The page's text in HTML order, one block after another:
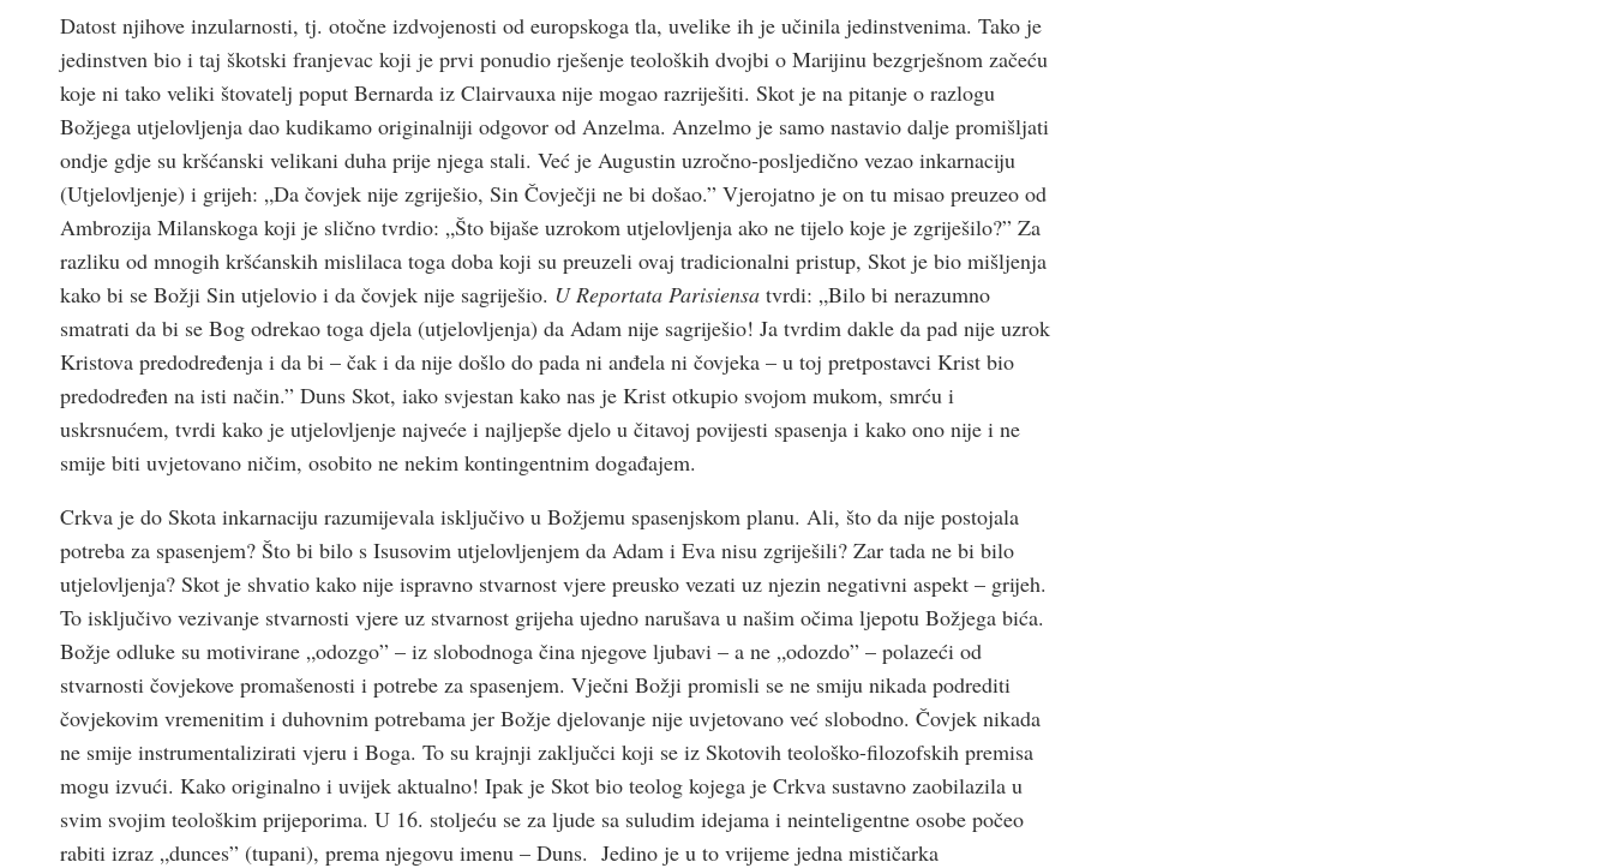
Datost njihove inzularnosti, tj. otočne izdvojenosti od europskoga tla, uvelike ih je učinila jedinstvenima. Tako je
jedinstven bio i taj škotski franjevac koji je prvi ponudio rješenje teoloških dvojbi o Marijinu bezgrješnom začeću
koje ni tako veliki štovatelj poput Bernarda iz Clairvauxa nije mogao razriješiti. Skot je na pitanje o razlogu
Božjega utjelovljenja dao kudikamo originalniji odgovor od Anzelma. Anzelmo je samo nastavio dalje promišljati
ondje gdje su kršćanski velikani duha prije njega stali. Već je Augustin uzročno-posljedično vezao inkarnaciju
(Utjelovljenje) i grijeh: „Da čovjek nije zgriješio, Sin Čovječji ne bi došao.” Vjerojatno je on tu misao preuzeo od
Ambrozija Milanskoga koji je slično tvrdio: „Što bijaše uzrokom utjelovljenja ako ne tijelo koje je zgriješilo?” Za
razliku od mnogih kršćanskih mislilaca toga doba koji su preuzeli ovaj tradicionalni pristup, Skot je bio mišljenja
kako bi se Božji Sin utjelovio i da čovjek nije sagriješio. U Reportata Parisiensa tvrdi: „Bilo bi nerazumno
smatrati da bi se Bog odrekao toga djela (utjelovljenja) da Adam nije sagriješio! Ja tvrdim dakle da pad nije uzrok
Kristova predodređenja i da bi – čak i da nije došlo do pada ni anđela ni čovjeka – u toj pretpostavci Krist bio
predodređen na isti način.” Duns Skot, iako svjestan kako nas je Krist otkupio svojom mukom, smrću i
uskrsnućem, tvrdi kako je utjelovljenje najveće i najljepše djelo u čitavoj povijesti spasenja i kako ono nije i ne
smije biti uvjetovano ničim, osobito ne nekim kontingentnim događajem.
Crkva je do Skota inkarnaciju razumijevala isključivo u Božjemu spasenjskom planu. Ali, što da nije postojala
potreba za spasenjem? Što bi bilo s Isusovim utjelovljenjem da Adam i Eva nisu zgriješili? Zar tada ne bi bilo
utjelovljenja? Skot je shvatio kako nije ispravno stvarnost vjere preusko vezati uz njezin negativni aspekt – grijeh.
To isključivo vezivanje stvarnosti vjere uz stvarnost grijeha ujedno narušava u našim očima ljepotu Božjega bića.
Božje odluke su motivirane „odozgo” – iz slobodnoga čina njegove ljubavi – a ne „odozdo” – polazeći od
stvarnosti čovjekove promašenosti i potrebe za spasenjem. Vječni Božji promisli se ne smiju nikada podrediti
čovjekovim vremenitim i duhovnim potrebama jer Božje djelovanje nije uvjetovano već slobodno. Čovjek nikada
ne smije instrumentalizirati vjeru i Boga. To su krajnji zaključci koji se iz Skotovih teološko-filozofskih premisa
mogu izvući. Kako originalno i uvijek aktualno! Ipak je Skot bio teolog kojega je Crkva sustavno zaobilazila u
svim svojim teološkim prijeporima. U 16. stoljeću se za ljude sa suludim idejama i neinteligentne osobe počeo
rabiti izraz „dunces” (tupani), prema njegovu imenu – Duns. Jedino je u to vrijeme jedna mističarka